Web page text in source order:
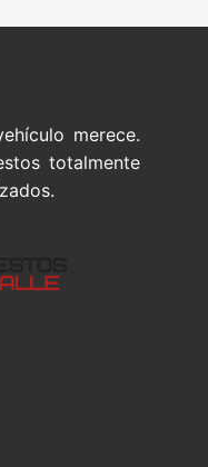
merece.
totalmente